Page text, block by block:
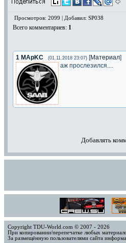
Просмотров: 2099 | Добавил: SP038
Всего комментариев: 1
1 MApKC (01.11.2018 23:07) [Материал]
аж прослезился....
Добавлять
Copyright TDU-World.com © 2007 - 2026
При копировании/перепечатке любых
За размещённую пользователями сайта